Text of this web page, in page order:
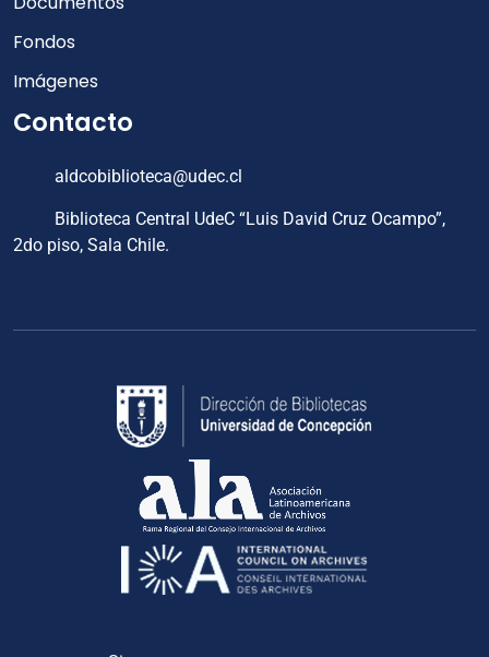
Fondos
Imágenes
Contacto
aldcobiblioteca@udec.cl
Biblioteca Central UdeC “Luis David Cruz Ocampo”,
2do piso, Sala Chile.